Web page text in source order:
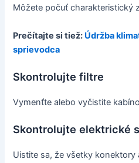
Môžete počuť charakteristický
Prečítajte si tiež: Údržba
sprievodca
Skontrolujte filtre
Vymenťte alebo vyčistite
Skontrolujte elektrické
Uistite sa, že všetky